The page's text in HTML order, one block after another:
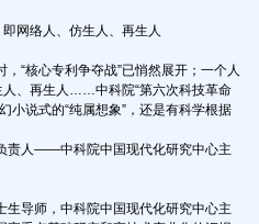
网络人、仿生人、再生人
“核心专利争夺战”已悄然展开；一个人
人、再生人……中科院“第六次科技革命
小说式的“纯属想象”，还是有科学根据
责人——中科院中国现代化研究中心主
导师，中科院中国现代化研究中心主